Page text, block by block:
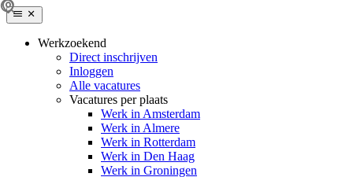
Werkzoekend
Direct inschrijven
Inloggen
Alle vacatures
Vacatures per plaats
Werk in Amsterdam
Werk in Almere
Werk in Rotterdam
Werk in Den Haag
Werk in Groningen